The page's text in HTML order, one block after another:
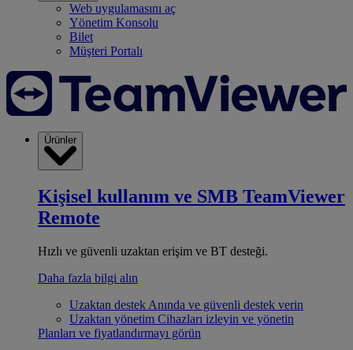
Web uygulamasını aç
Yönetim Konsolu
Bilet
Müşteri Portalı
Ürünler
Kişisel kullanım ve SMB TeamViewer
Remote
Hızlı ve güvenli uzaktan erişim ve BT desteği.
Daha fazla bilgi alın
Uzaktan destek Anında ve güvenli destek verin
Uzaktan yönetim Cihazları izleyin ve yönetin
Planları ve fiyatlandırmayı görün